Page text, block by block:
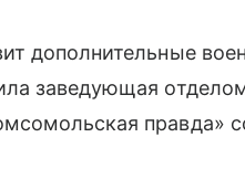
дополнительные
заведующая
правда»